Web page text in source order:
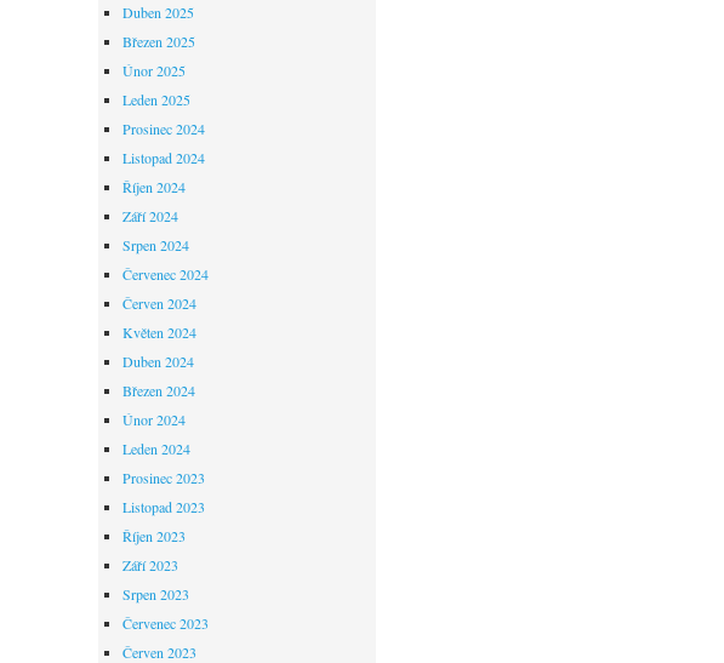
Duben 2025
Březen 2025
Únor 2025
Leden 2025
Prosinec 2024
Listopad 2024
Říjen 2024
Září 2024
Srpen 2024
Červenec 2024
Červen 2024
Květen 2024
Duben 2024
Březen 2024
Únor 2024
Leden 2024
Prosinec 2023
Listopad 2023
Říjen 2023
Září 2023
Srpen 2023
Červenec 2023
Červen 2023